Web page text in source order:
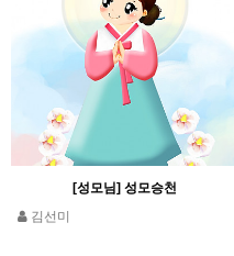
[성모님] 성모승천
김선미